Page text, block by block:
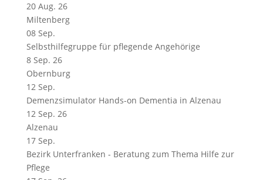
20 Aug. 26
Miltenberg
08 Sep.
Selbsthilfegruppe für pflegende Angehörige
8 Sep. 26
Obernburg
12 Sep.
Demenzsimulator Hands-on Dementia in Alzenau
12 Sep. 26
Alzenau
17 Sep.
Bezirk Unterfranken - Beratung zum Thema Hilfe zur
Pflege